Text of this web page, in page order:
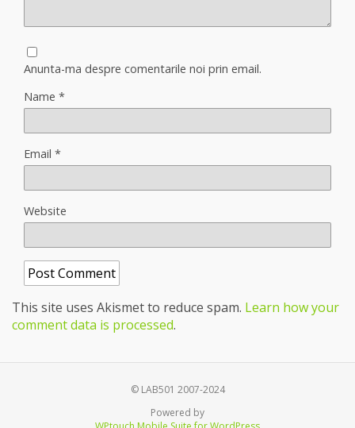
Anunta-ma despre comentarile noi prin email.
Name *
Email *
Website
This site uses Akismet to reduce spam. Learn how your
comment data is processed.
© LAB501 2007-2024
Powered by